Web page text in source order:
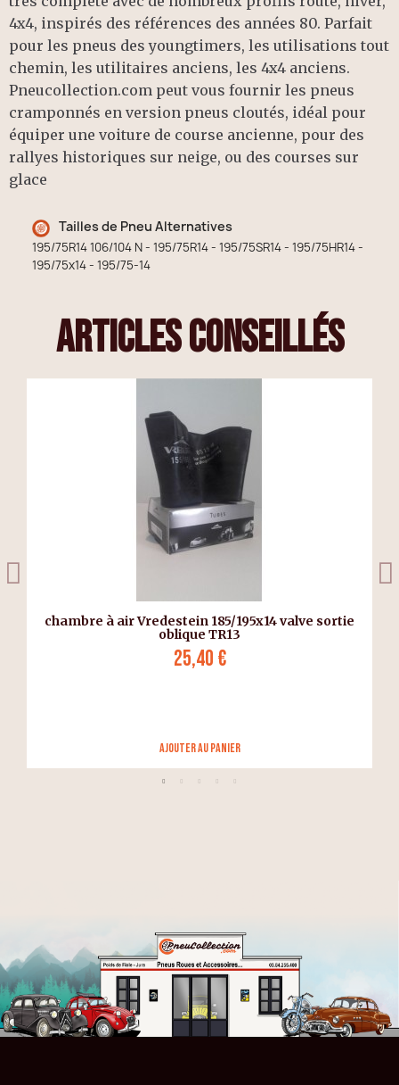
4x4, inspirés des références des années 80. Parfait
pour les pneus des youngtimers, les utilisations tout
chemin, les utilitaires anciens, les 4x4 anciens.
Pneucollection.com peut vous fournir les pneus
cramponnés en version pneus cloutés, idéal pour
équiper une voiture de course ancienne, pour des
rallyes historiques sur neige, ou des courses sur
glace
Tailles de Pneu Alternatives
195/75R14 106/104 N - 195/75R14 - 195/75SR14 - 195/75HR14 -
195/75x14 - 195/75-14
articles conseillés
chambre à air Vredestein 185/195x14 valve sortie
oblique TR13
25,40 €
Ajouter au panier